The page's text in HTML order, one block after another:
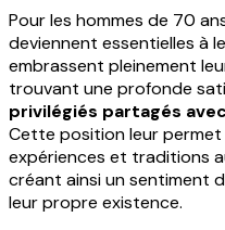
Pour les hommes de 70
deviennent essentielles à
embrassent pleinement
trouvant une profonde
privilégiés partagés
Cette position leur
expériences et traditions
créant ainsi un sentiment
leur propre existence.